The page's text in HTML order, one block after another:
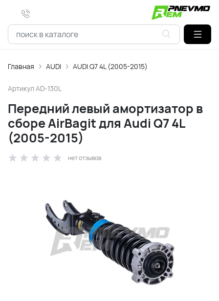
Главная AUDI AUDI Q7 4L (2005-2015)
Артикул AD-130L
Передний левый амортизатор в
сборе AirBagit для Audi Q7 4L
(2005-2015)
нет отзывов